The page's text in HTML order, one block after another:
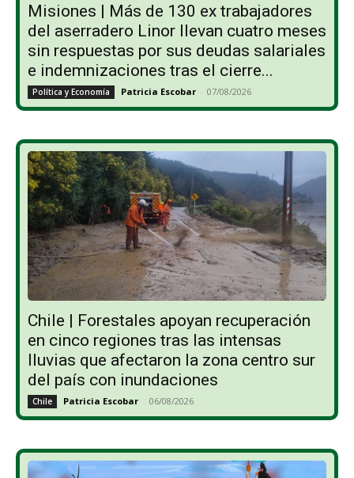
Misiones | Más de 130 ex trabajadores
del aserradero Linor llevan cuatro meses
sin respuestas por sus deudas salariales
e indemnizaciones tras el cierre...
Política y Economía Patricia Escobar - 07/08/2026
Chile | Forestales apoyan recuperación
en cinco regiones tras las intensas
lluvias que afectaron la zona centro sur
del país con inundaciones
Chile Patricia Escobar - 06/08/2026